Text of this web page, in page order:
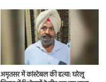
अमृतसर में कांस्टेबल की हत्या: घरेलू